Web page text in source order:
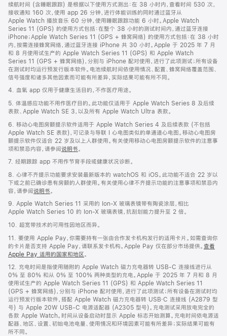
续航时间 (含睡眠跟踪) 是根据以下使用方式测出：在 38 小时内，查看时间 530 次，
接收通知 160 次，使用 app 26 分钟，进行体能训练的同时通过蓝牙从
Apple Watch 播放音乐 60 分钟，使用睡眠跟踪功能 6 小时。Apple Watch
Series 11 (GPS) 的使用方式包括：在整个 38 小时的测试时间内，通过蓝牙连接
iPhone；Apple Watch Series 11 (GPS + 蜂窝网络) 的使用方式包括：在 38 小时
内，按需连接蜂窝网络，通过蓝牙连接 iPhone 共 30 小时。Apple 于 2025 年 7 月
和 8 月使用试生产的 Apple Watch Series 11 (GPS) 和 Apple Watch
Series 11 (GPS + 蜂窝网络)，分别与 iPhone 配对使用，进行了此项测试；所有设备
在测试时均运行预发行版本软件。电池续航时间依使用情况、配置、蜂窝网络覆盖范围、
信号强度和诸多其他因素而可能有所差异，实际结果可能有所不同。
4. 血氧 app 仅用于健康生活目的，不作医疗用途。
5. 体温感应功能不用作医疗目的。此功能仅适用于 Apple Watch Series 8 及后续
表款、Apple Watch SE 3，以及所有 Apple Watch Ultra 表款。
6. 移动心电图房颤提示软件适用于 Apple Watch Series 4 及后续表款 (不包括
Apple Watch SE 表款)，可记录与导联 I 心电图类似的单通道心电图。移动心电图房
颤提示软件仅适合 22 岁及以上人群使用。有关使用移动心电图房颤提示软件的注意事
项和禁忌内容，请参阅说明书。
7. 经期跟踪 app 不用作节育手段或健康状况诊断。
8. 心律不齐提示功能要求安装最新版本的 watchOS 和 iOS。此功能不适合 22 岁以
下或之前已确诊患有房颤的人群使用。有关使用心律不齐提示功能的注意事项和禁忌内
容，请参阅说明书。
9. Apple Watch Series 11 采用的 Ion-X 玻璃表镜带有陶瓷涂层，相比
Apple Watch Series 10 的 Ion-X 玻璃表镜，抗刮划能力提升至 2 倍。
10. 超宽带技术的可用性因地区而异。
11. 要使用 Apple Pay，你需要持有一张由合作发卡机构发行的适用卡片。如需查询你
的卡片是否支持 Apple Pay，请联系发卡机构。Apple Pay 仅在部分市场提供。 查看
Apple Pay 适用的国家和地区。
12. 充电时间是指使用随附的 Apple Watch 磁力充电器转 USB-C 连接线进行从
0% 至 80% 和从 0% 至 100% 两种类型的充电。Apple 于 2025 年 7 月和 8 月
使用试生产的 Apple Watch Series 11 (GPS) 和 Apple Watch Series 11
(GPS + 蜂窝网络)，分别与 iPhone 配对使用，进行了此项测试；所有设备在测试时均
运行预发行版本软件，搭配 Apple Watch 磁力充电器转 USB‑C 连接线 (A2879 型
号) 与 Apple 20W USB-C 电源适配器 (A2305 型号)。充电测试采用放电完全的
各款 Apple Watch。时间从设备启动时显示 Apple 标志开始测算。充电时间依电源适
配器、地区、设置、初始电池电量、使用情况和环境因素可能有所差异；实际结果可能有
所不同。